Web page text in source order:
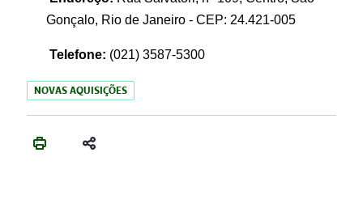
Gonçalo, Rio de Janeiro - CEP: 24.421-005
Telefone: (021) 3587-5300
NOVAS AQUISIÇÕES